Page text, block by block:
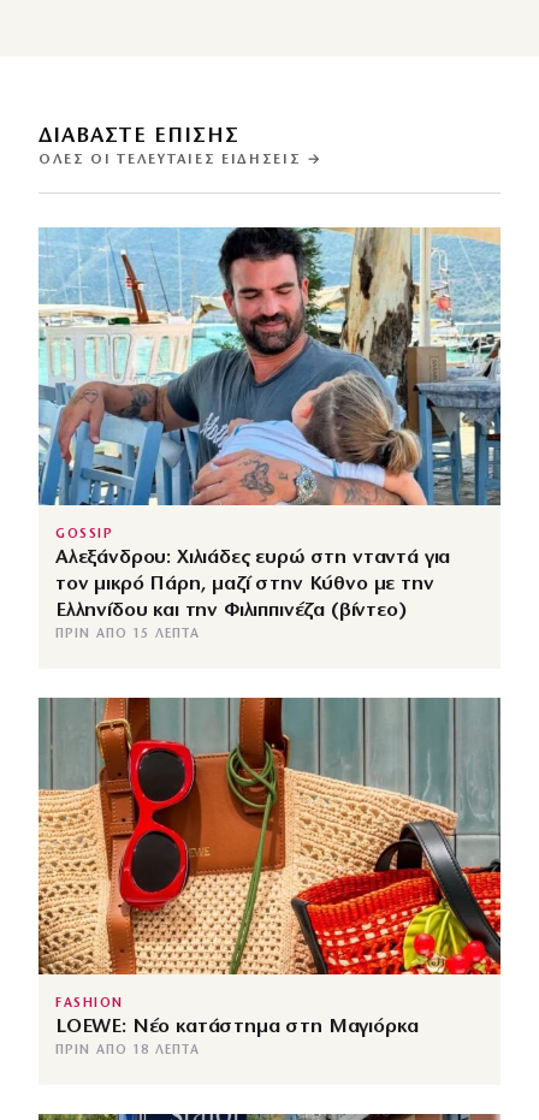
ΔΙΑΒΑΣΤΕ ΕΠΙΣΗΣ
ΌΛΕΣ ΟΙ ΤΕΛΕΥΤΑΊΕΣ ΕΙΔΉΣΕΙΣ →
GOSSIP
Αλεξάνδρου: Χιλιάδες ευρώ στη νταντά για
τον μικρό Πάρη, μαζί στην Κύθνο με την
Ελληνίδου και την Φιλιππινέζα (βίντεο)
ΠΡΙΝ ΑΠΌ 15 ΛΕΠΤΆ
FASHION
LOEWE: Νέο κατάστημα στη Μαγιόρκα
ΠΡΙΝ ΑΠΌ 18 ΛΕΠΤΆ